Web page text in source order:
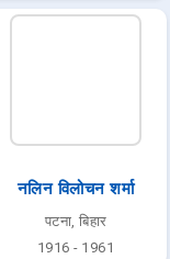
नलिन विलोचन शर्मा
पटना, बिहार
1916 - 1961